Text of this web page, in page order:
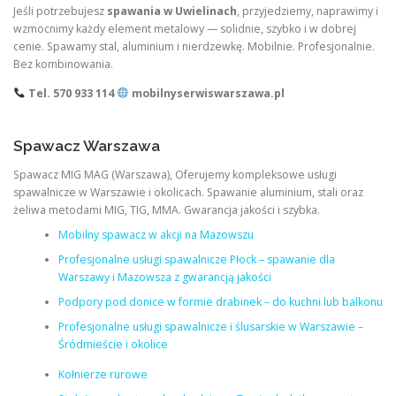
Jeśli potrzebujesz spawania w Uwielinach, przyjedziemy, naprawimy i
wzmocnimy każdy element metalowy — solidnie, szybko i w dobrej
cenie. Spawamy stal, aluminium i nierdzewkę. Mobilnie. Profesjonalnie.
Bez kombinowania.
Tel. 570 933 114
mobilnyserwiswarszawa.pl
Spawacz Warszawa
Spawacz MIG MAG (Warszawa), Oferujemy kompleksowe usługi
spawalnicze w Warszawie i okolicach. Spawanie aluminium, stali oraz
żeliwa metodami MIG, TIG, MMA. Gwarancja jakości i szybka.
Mobilny spawacz w akcji na Mazowszu
Profesjonalne usługi spawalnicze Płock – spawanie dla
Warszawy i Mazowsza z gwarancją jakości
Podpory pod donice w formie drabinek – do kuchni lub balkonu
Profesjonalne usługi spawalnicze i ślusarskie w Warszawie –
Śródmieście i okolice
Kołnierze rurowe